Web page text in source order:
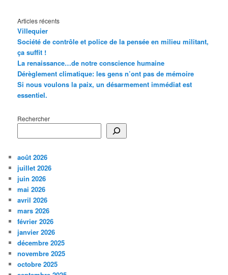
Articles récents
Villequier
Société de contrôle et police de la pensée en milieu militant,
ça suffit !
La renaissance…de notre conscience humaine
Dérèglement climatique: les gens n’ont pas de mémoire
Si nous voulons la paix, un désarmement immédiat est
essentiel.
Rechercher
août 2026
juillet 2026
juin 2026
mai 2026
avril 2026
mars 2026
février 2026
janvier 2026
décembre 2025
novembre 2025
octobre 2025